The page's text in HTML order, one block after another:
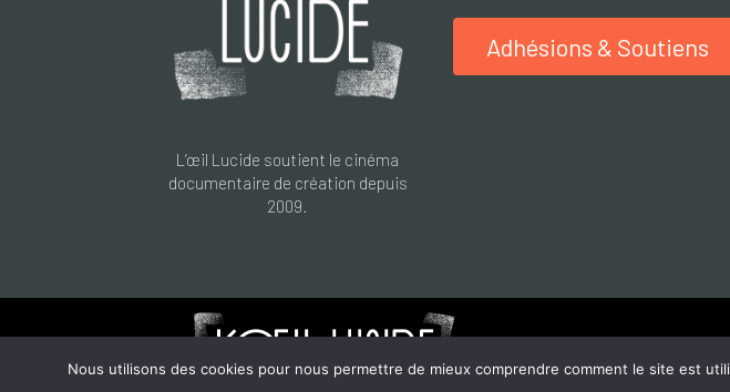
Nous utilisons des cookies pour nous permettre de mieux comprendre comment le site est
L’œil Lucide soutient le cinéma
documentaire de création depuis
2009.
Adhésions & Soutiens